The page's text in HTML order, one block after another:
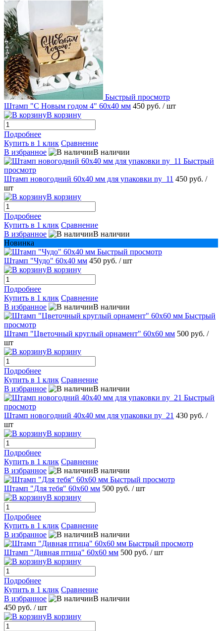
Быстрый просмотр
Штамп "С Новым годом 4" 60х40 мм 450 руб. / шт
В корзину
Подробнее
Купить в 1 клик Сравнение
В избранное
В наличии
Быстрый
просмотр
Штамп новогодний 60х40 мм для упаковки ny_11 450 руб. /
шт
В корзину
Подробнее
Купить в 1 клик Сравнение
В избранное
В наличии
Новинка
Быстрый просмотр
Штамп "Чудо" 60х40 мм 450 руб. / шт
В корзину
Подробнее
Купить в 1 клик Сравнение
В избранное
В наличии
Быстрый
просмотр
Штамп "Цветочный круглый орнамент" 60х60 мм 500 руб. /
шт
В корзину
Подробнее
Купить в 1 клик Сравнение
В избранное
В наличии
Быстрый
просмотр
Штамп новогодний 40х40 мм для упаковки ny_21 430 руб. /
шт
В корзину
Подробнее
Купить в 1 клик Сравнение
В избранное
В наличии
Быстрый просмотр
Штамп "Для тебя" 60х60 мм 500 руб. / шт
В корзину
Подробнее
Купить в 1 клик Сравнение
В избранное
В наличии
Быстрый просмотр
Штамп "Дивная птица" 60х60 мм 500 руб. / шт
В корзину
Подробнее
Купить в 1 клик Сравнение
В избранное
В наличии
450 руб. / шт
В корзину